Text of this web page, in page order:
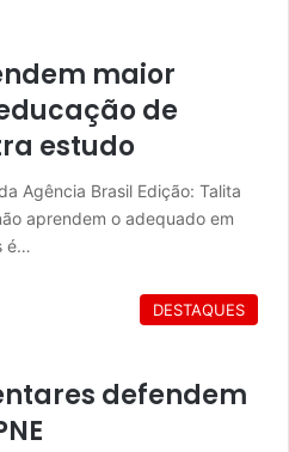
maior
de
estudo
Agência Brasil Edição: Talita
aprendem o adequado em
é…
DESTAQUES
defendem